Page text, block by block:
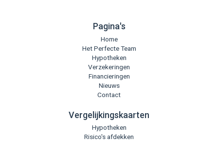
e a
m
Pagina's
Home
Het Perfecte Team
Hypotheken
Verzekeringen
Financieringen
Nieuws
Contact
Vergelijkingskaarten
Hypotheken
Risico's afdekken